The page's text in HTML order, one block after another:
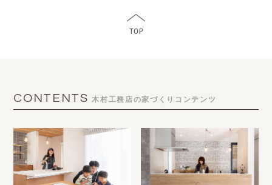
CONTENTS 木村工務店の家づくりコンテンツ